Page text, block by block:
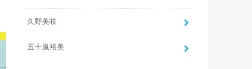
久野美咲
五十嵐裕美